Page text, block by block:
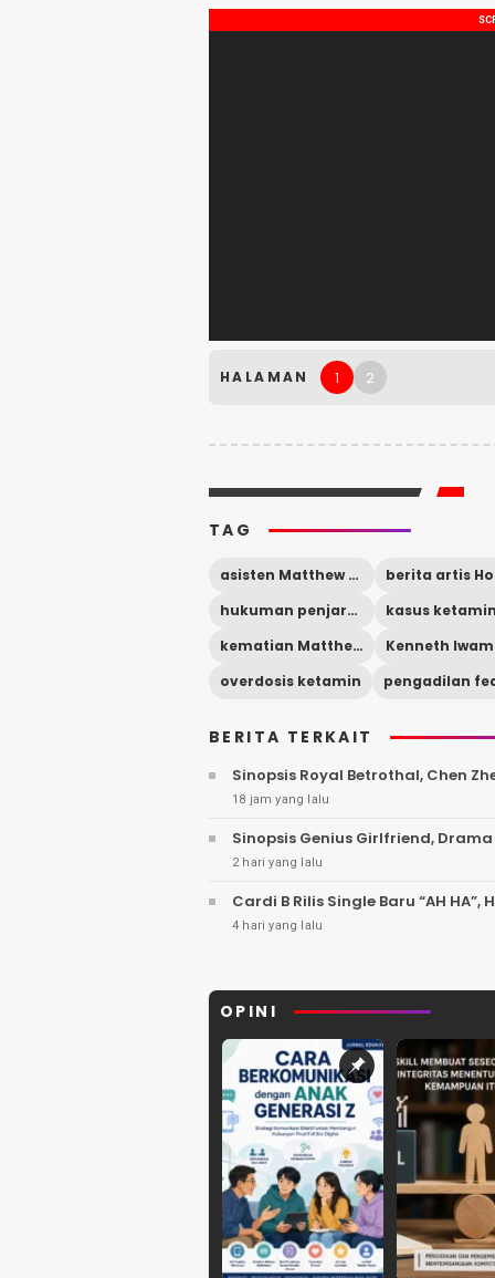
HALAMAN 1 2
TAG
asisten Matthew Perry
hukuman penjara Kenneth Iwamasa
kematian Matthew Perry
Kenneth
overdosis ketamin
BERITA TERKAIT
Sinopsis Royal Betrothal, Chen
18 jam yang lalu
Sinopsis Genius Girlfriend,
2 hari yang lalu
Cardi B Rilis Single Baru “AH
4 hari yang lalu
OPINI